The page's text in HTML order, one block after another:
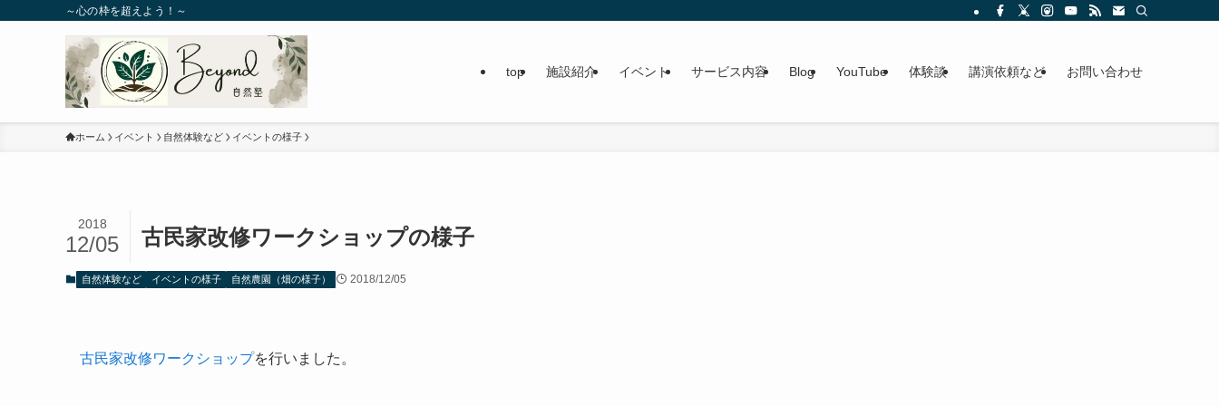
～心の枠を超えよう！～
top 施設紹介 イベント サービス内容 Blog YouTube 体験談 講演依頼など お問い合わせ
ホーム イベント 自然体験など イベントの様子
古民家改修ワークショップの様子
2018
12/05
自然体験など イベントの様子 自然農園（畑の様子） 2018/12/05
古民家改修ワークショップを行いました。